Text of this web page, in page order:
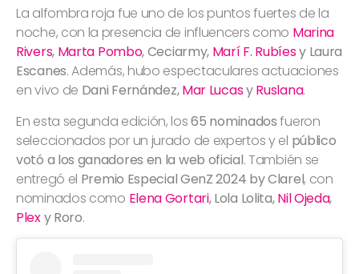
La alfombra roja fue uno de los puntos fuertes de la
noche, con la presencia de influencers como Marina
Rivers, Marta Pombo, Ceciarmy, Marí F. Rubíesy Laura
Escanes. Además, hubo espectaculares actuaciones
en vivo de Dani Fernández,Mar LucasyRuslana.
En esta segunda edición, los65 nominadosfueron
seleccionados por un jurado de expertos y el público
votó a los ganadores en la web oficial. También se
entregó el Premio Especial GenZ 2024 by Clarel, con
nominados como Elena Gortari, Lola Lolita,Nil Ojeda,
Plexy Roro.